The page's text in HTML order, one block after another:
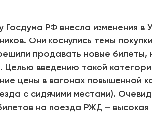
Госдума РФ внесла изменения в
Они коснулись темы
продавать новые билеты,
Целью введению такой
цены в вагонах повышенной
с сидячими местами).
на поезда РЖД – высокая